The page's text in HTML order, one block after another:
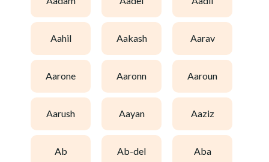
aahil aakash aarav
aarone aaronn aaroun
aarush aayan aaziz
ab ab-del aba